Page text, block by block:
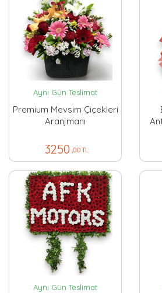
Aynı Gün Teslimat
Premium Mevsim Çiçekleri
Aranjmanı
3250 ,00 TL
Aynı Gün Teslimat